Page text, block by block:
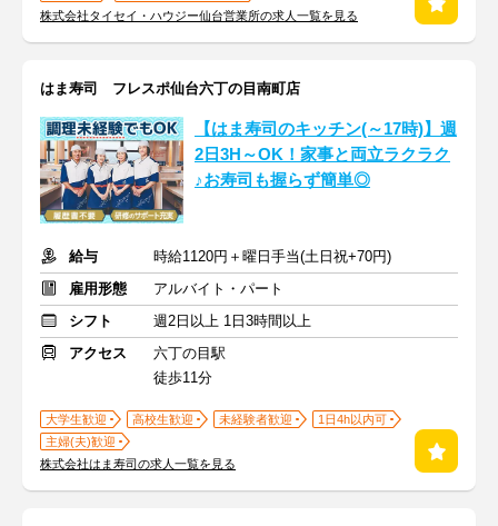
株式会社タイセイ・ハウジー仙台営業所の求人一覧を見る
はま寿司 フレスポ仙台六丁の目南町店
【はま寿司のキッチン(～17時)】週
2日3H～OK！家事と両立ラクラク
♪お寿司も握らず簡単◎
給与
時給1120円＋曜日手当(土日祝+70円)
雇用形態
アルバイト・パート
シフト
週2日以上 1日3時間以上
アクセス
六丁の目駅
徒歩11分
大学生歓迎 高校生歓迎 未経験者歓迎
1日4h以内可
主婦(夫)歓迎
株式会社はま寿司の求人一覧を見る